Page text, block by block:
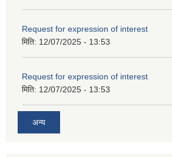
Request for expression of interest
मिति: 12/07/2025 - 13:53
Request for expression of interest
मिति: 12/07/2025 - 13:53
अन्य